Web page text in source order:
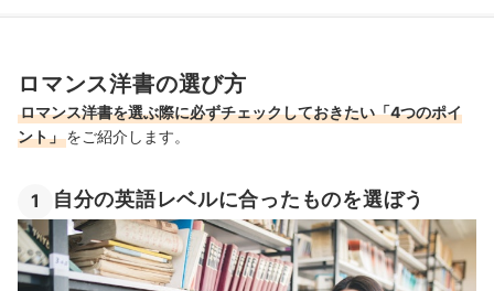
次はどのジャンルを読んでみる？
ロマンス洋書の選び方
ロマンス洋書を選ぶ際に必ずチェックしておきたい「4つのポイ
ント」をご紹介します。
1 自分の英語レベルに合ったものを選ぼう